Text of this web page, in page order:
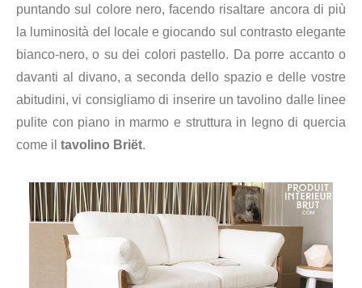
puntando sul colore nero, facendo risaltare ancora di più
la luminosità del locale e giocando sul contrasto elegante
bianco-nero, o su dei colori pastello. Da porre accanto o
davanti al divano, a seconda dello spazio e delle vostre
abitudini, vi consigliamo di inserire un tavolino dalle linee
pulite con piano in marmo e struttura in legno di quercia
come il tavolino Briët.